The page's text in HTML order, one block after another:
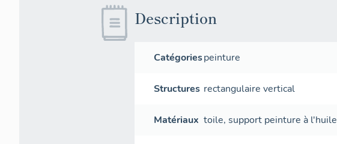
Description
Catégoriespeinture
Structures rectangulaire vertical
Matériaux toile,support peinture à l'huile